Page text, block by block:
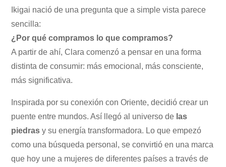
Ikigai nació de una pregunta que a simple vista parece
sencilla:
¿Por qué compramos lo que compramos?
A partir de ahí, Clara comenzó a pensar en una forma
distinta de consumir: más emocional, más consciente,
más significativa.
Inspirada por su conexión con Oriente, decidió crear un
puente entre mundos. Así llegó al universo de las
piedras y su energía transformadora. Lo que empezó
como una búsqueda personal, se convirtió en una marca
que hoy une a mujeres de diferentes países a través de